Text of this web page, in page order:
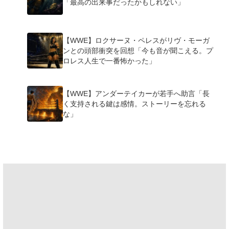
「最高の出来事だったかもしれない」
【WWE】ロクサーヌ・ペレスがリヴ・モーガ
ンとの頭部衝突を回想「今も音が聞こえる。プ
ロレス人生で一番怖かった」
【WWE】アンダーテイカーが若手へ助言「長
く支持される鍵は感情。ストーリーを忘れる
な」